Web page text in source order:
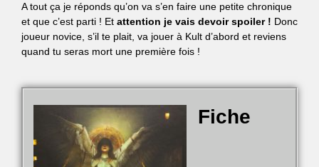
A tout ça je réponds qu’on va s’en faire une petite chronique
et que c’est parti ! Et attention je vais devoir spoiler ! Donc
joueur novice, s’il te plait, va jouer à Kult d’abord et reviens
quand tu seras mort une première fois !
Fiche